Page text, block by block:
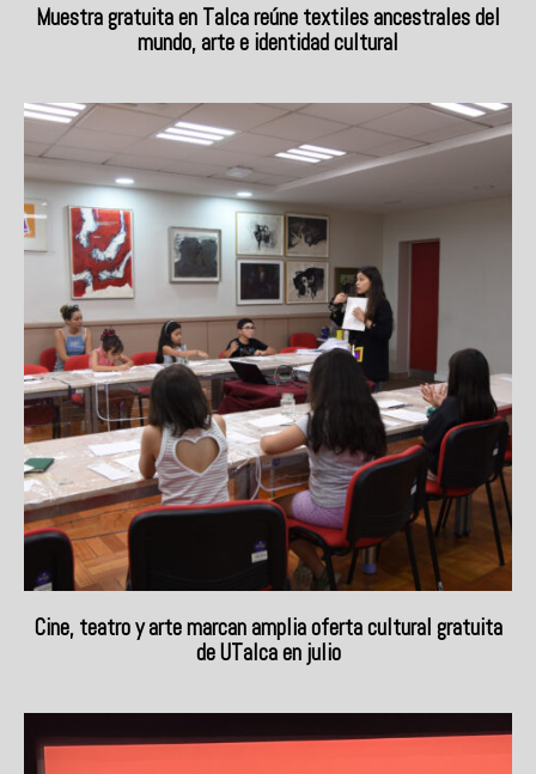
Muestra gratuita en Talca reúne textiles ancestrales del
mundo, arte e identidad cultural
Cine, teatro y arte marcan amplia oferta cultural gratuita
de UTalca en julio